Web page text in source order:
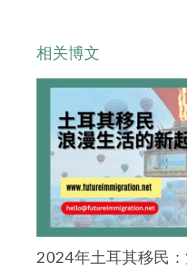
相关博文
2024年土耳其移民